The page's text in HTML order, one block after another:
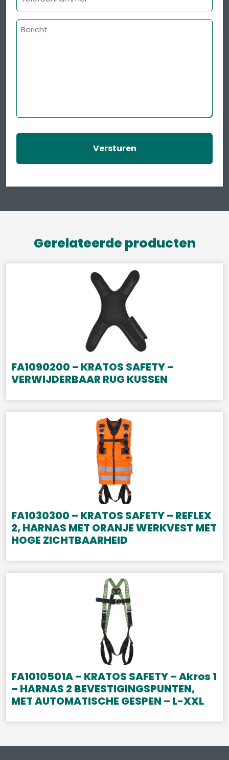
Bericht
Gerelateerde producten
FA1090200 – KRATOS SAFETY –
VERWIJDERBAAR RUG KUSSEN
FA1030300 – KRATOS SAFETY – REFLEX
2, HARNAS MET ORANJE WERKVEST MET
HOGE ZICHTBAARHEID
FA1010501A – KRATOS SAFETY – Akros 1
– HARNAS 2 BEVESTIGINGSPUNTEN,
MET AUTOMATISCHE GESPEN – L-XXL